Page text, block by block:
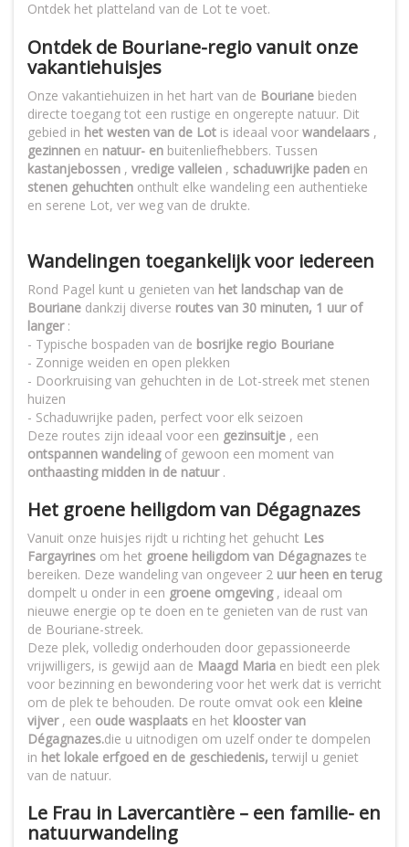
Ontdek het platteland van de Lot te voet.
Ontdek de Bouriane-regio vanuit onze
vakantiehuisjes
Onze vakantiehuizen in het hart van de Bouriane bieden
directe toegang tot een rustige en ongerepte natuur. Dit
gebied in het westen van de Lot is ideaal voor wandelaars ,
gezinnen en natuur- en buitenliefhebbers. Tussen
kastanjebossen , vredige valleien , schaduwrijke paden en
stenen gehuchten onthult elke wandeling een authentieke
en serene Lot, ver weg van de drukte.
Wandelingen toegankelijk voor iedereen
Rond Pagel kunt u genieten van het landschap van de
Bouriane dankzij diverse routes van 30 minuten, 1 uur of
langer:
- Typische bospaden van de bosrijke regio Bouriane
- Zonnige weiden en open plekken
- Doorkruising van gehuchten in de Lot-streek met stenen
huizen
- Schaduwrijke paden, perfect voor elk seizoen
Deze routes zijn ideaal voor een gezinsuitje , een
ontspannen wandelingof gewoon een moment van
onthaasting midden in de natuur.
Het groene heiligdom van Dégagnazes
Vanuit onze huisjes rijdt u richting het gehucht Les
Fargayrines om het groene heiligdom van Dégagnazes te
bereiken. Deze wandeling van ongeveer 2 uur heen en terug
dompelt u onder in een groene omgeving, ideaal om
nieuwe energie op te doen en te genieten van de rust van
de Bouriane-streek.
Deze plek, volledig onderhouden door gepassioneerde
vrijwilligers, is gewijd aan de Maagd Maria en biedt een plek
voor bezinning en bewondering voor het werk dat is verricht
om de plek te behouden. De route omvat ook een kleine
vijver, een oude wasplaats en het klooster van
Dégagnazes.die u uitnodigen om uzelf onder te dompelen
in het lokale erfgoed en de geschiedenis, terwijl u geniet
van de natuur.
Le Frau in Lavercantière – een familie- en
natuurwandeling